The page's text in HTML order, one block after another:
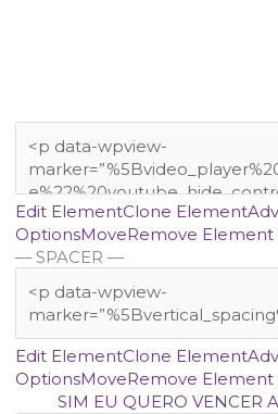
Edit ElementClone Element
OptionsMoveRemove Element
— SPACER —
Edit ElementClone Element
OptionsMoveRemove Element
SIM EU QUERO VENCER